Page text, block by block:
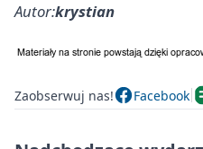
Autor:krystian
Zaobserwuj nas! Facebook